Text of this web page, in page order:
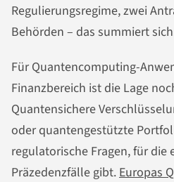
Regulierungsregime, zwei
Behörden – das summiert
Für Quantencomputing-
Finanzbereich ist die Lage
Quantensichere
oder quantengestützte
regulatorische Fragen, für die
Präzedenzfälle gibt.Europas